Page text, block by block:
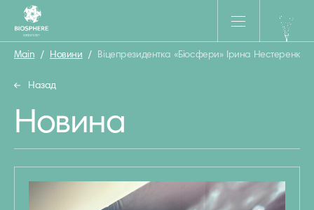
Main / Новини / Віцепрезидентка «Біосфери» Ірина
Назад
Новина